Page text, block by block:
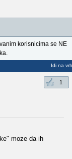
korisnicima se NE
Idi na vrh
1
moze da ih